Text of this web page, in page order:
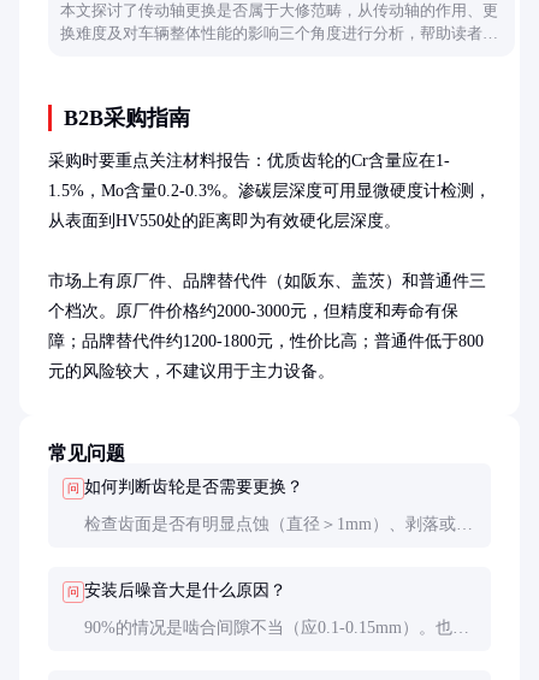
本文探讨了传动轴更换是否属于大修范畴，从传动轴的作用、更
换难度及对车辆整体性能的影响三个角度进行分析，帮助读者理
B2B采购指南
采购时要重点关注材料报告：优质齿轮的Cr含量应在1-
1.5%，Mo含量0.2-0.3%。渗碳层深度可用显微硬度计检测，
从表面到HV550处的距离即为有效硬化层深度。
市场上有原厂件、品牌替代件（如阪东、盖茨）和普通件三
个档次。原厂件价格约2000-3000元，但精度和寿命有保
障；品牌替代件约1200-1800元，性价比高；普通件低于800
元的风险较大，不建议用于主力设备。
常见问题
问 如何判断齿轮是否需要更换？
检查齿面是否有明显点蚀（直径＞1mm）、剥落或断
问 安装后噪音大是什么原因？
90%的情况是啮合间隙不当（应0.1-0.15mm）。也可